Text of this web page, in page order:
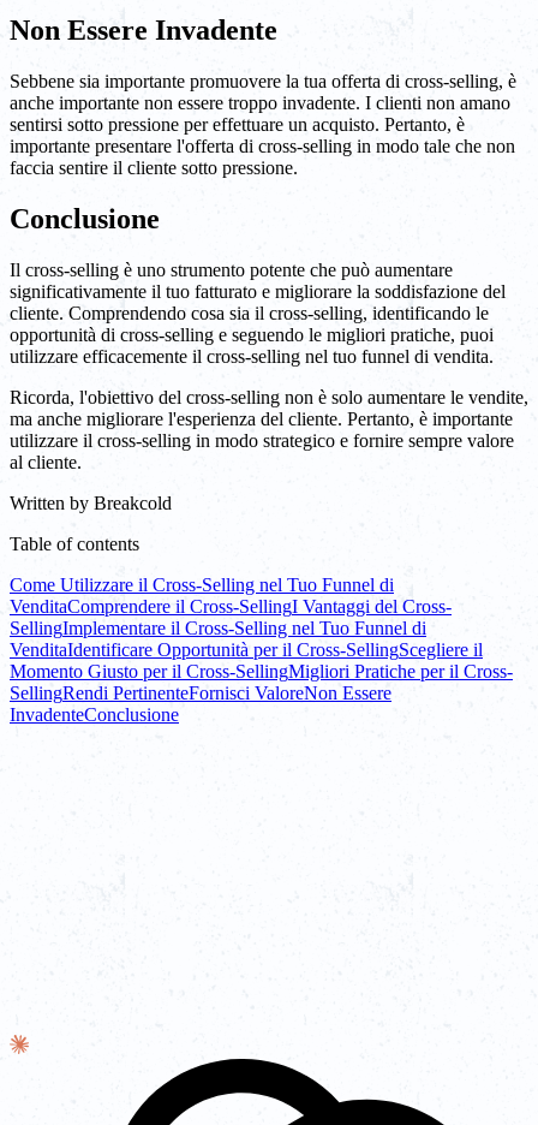
Non Essere Invadente
Sebbene sia importante promuovere la tua offerta di cross-selling, è
anche importante non essere troppo invadente. I clienti non amano
sentirsi sotto pressione per effettuare un acquisto. Pertanto, è
importante presentare l'offerta di cross-selling in modo tale che non
faccia sentire il cliente sotto pressione.
Conclusione
Il cross-selling è uno strumento potente che può aumentare
significativamente il tuo fatturato e migliorare la soddisfazione del
cliente. Comprendendo cosa sia il cross-selling, identificando le
opportunità di cross-selling e seguendo le migliori pratiche, puoi
utilizzare efficacemente il cross-selling nel tuo funnel di vendita.
Ricorda, l'obiettivo del cross-selling non è solo aumentare le vendite,
ma anche migliorare l'esperienza del cliente. Pertanto, è importante
utilizzare il cross-selling in modo strategico e fornire sempre valore
al cliente.
Written by Breakcold
Table of contents
Come Utilizzare il Cross-Selling nel Tuo Funnel di
VenditaComprendere il Cross-SellingI Vantaggi del Cross-
SellingImplementare il Cross-Selling nel Tuo Funnel di
VenditaIdentificare Opportunità per il Cross-SellingScegliere il
Momento Giusto per il Cross-SellingMigliori Pratiche per il Cross-
SellingRendi PertinenteFornisci ValoreNon Essere
InvadenteConclusione